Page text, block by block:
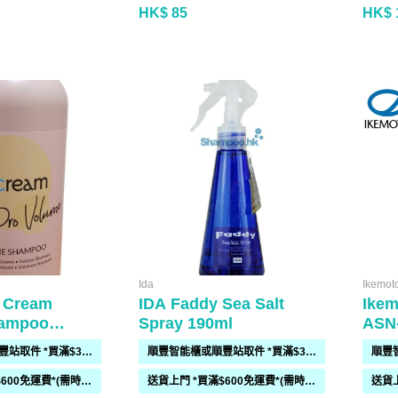
HK$ 85 HK$
順豐智能櫃或順豐站取件 *買滿$300免運費*
送貨上門 *買滿$600免運費*(需時 2-6過工作天)
Ida
IDA Faddy Sea Salt
Spray 190ml
順豐智能櫃或順豐站取件 *買滿$300免運費*
送貨上門 *買滿$600免運費*(需時 2-6過工作天)